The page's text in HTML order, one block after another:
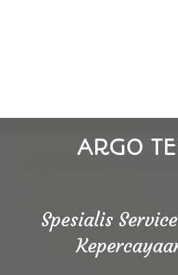
ARGO
Spesialis